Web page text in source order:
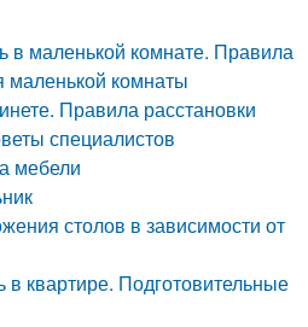
в маленькой комнате. Правила
маленькой комнаты
Правила расстановки
специалистов
мебели
столов в зависимости от
в квартире. Подготовительные